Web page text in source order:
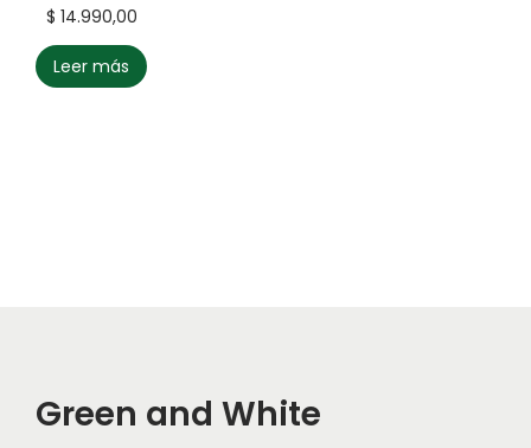
$ 14.990,00
Leer más
Green and White